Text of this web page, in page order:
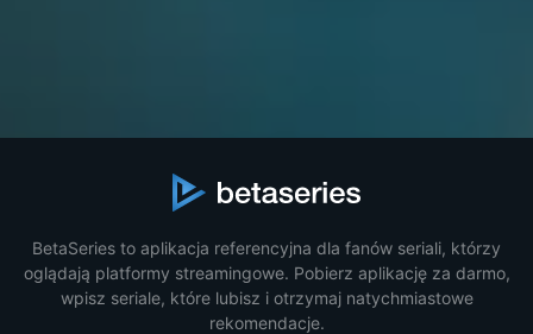
BetaSeries to aplikacja referencyjna dla fanów seriali, którzy
oglądają platformy streamingowe. Pobierz aplikację za darmo,
wpisz seriale, które lubisz i otrzymaj natychmiastowe
rekomendacje.